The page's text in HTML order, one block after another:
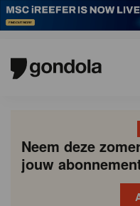
Neem deze
jouw